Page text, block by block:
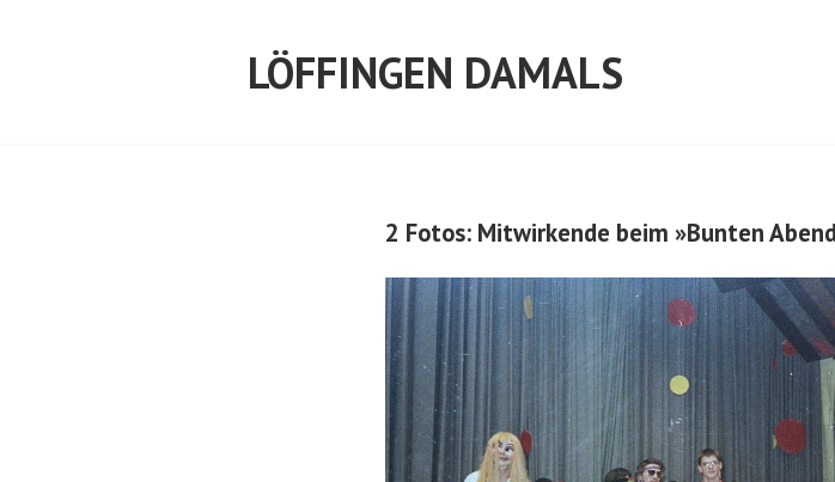
LÖFFINGEN DAMALS
2 Fotos: Mitwirkende beim »Bunten